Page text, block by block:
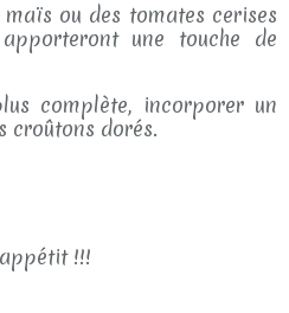
ou des tomates cerises
une touche de
complète, incorporer un
croûtons dorés.
!!!